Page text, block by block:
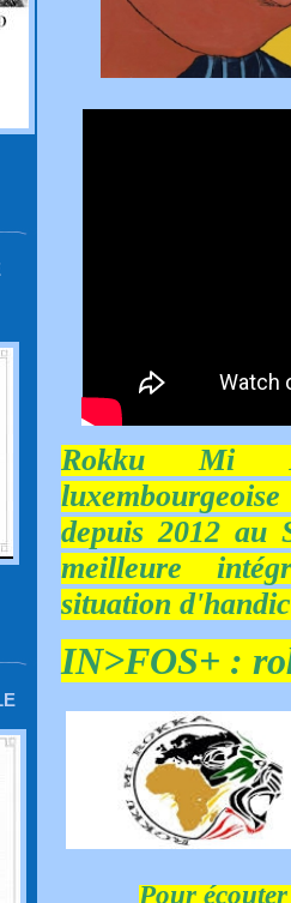
Rokku Mi
depuis 2012 au
meilleure
situation
IN>FOS+ :
Pour